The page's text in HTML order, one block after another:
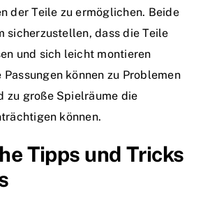
der Teile zu ermöglichen. Beide
sicherzustellen, dass die Teile
und sich leicht montieren
Passungen können zu Problemen
zu große Spielräume die
können.
Tipps und Tricks